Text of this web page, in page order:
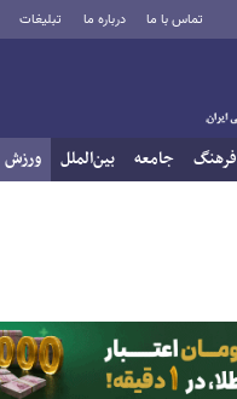
تماس با ما درباره ما تبلیغات
فرهنگ جامعه بین‌الملل ورزش